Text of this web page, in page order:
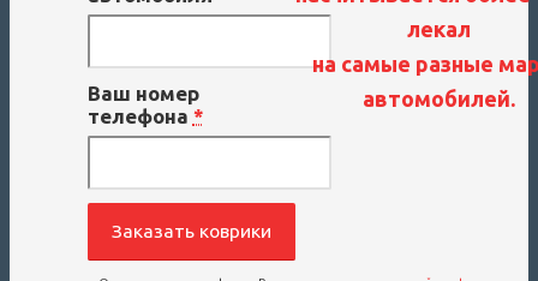
Ваш номер
телефона *
лекал
на самые разные
автомобилей.